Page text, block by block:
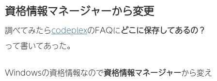
資格情報マネージャーから変更
調べてみたらcodeplexのFAQにどこに保存してあるの？
って書いてあった。
Windowsの資格情報なので資格情報マネージャーから変え